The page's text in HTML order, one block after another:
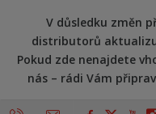
V důsledku změn
distributorů
Pokud zde nenajdete
nás – rádi Vám